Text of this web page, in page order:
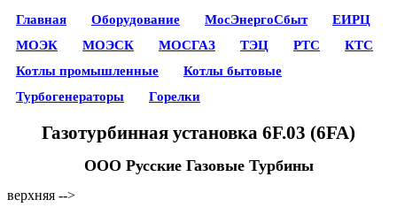
Главная Оборудование МосЭнергоСбыт
ЕИРЦ
МОЭК
МОЭСК МОСГАЗ ТЭЦ РТС
КТС
Котлы промышленные
Котлы бытовые
Турбогенераторы
Горелки
Газотурбинная установка 6F.03 (6FA)
ООО Русские Газовые Турбины
верхняя -->